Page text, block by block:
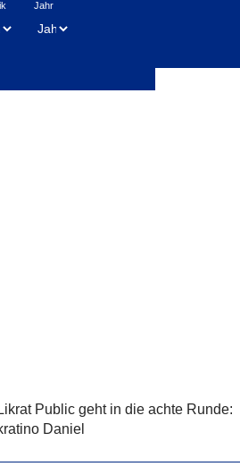
Jahr
Public geht in die achte Runde:
Daniel